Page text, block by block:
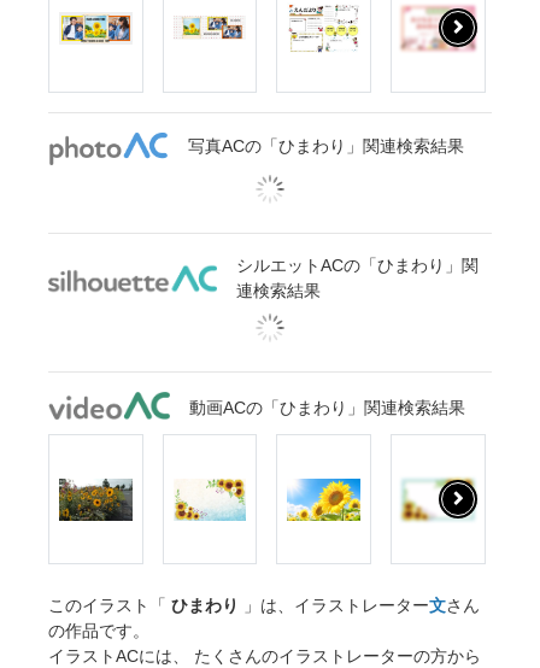
写真ACの「ひまわり」関連検索結果
シルエットACの「ひまわり」関
連検索結果
動画ACの「ひまわり」関連検索結果
このイラスト「 ひまわり 」は、イラストレーター文さん
の作品です。
イラストACには、 たくさんのイラストレーターの方から